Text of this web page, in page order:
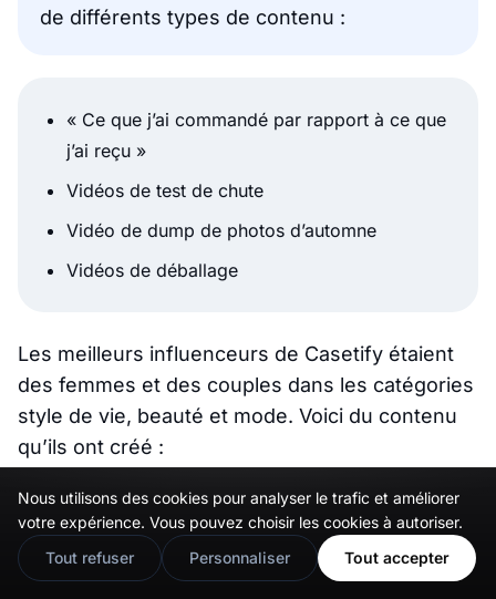
de différents types de contenu :
« Ce que j’ai commandé par rapport à ce que
j’ai reçu »
Vidéos de test de chute
Vidéo de dump de photos d’automne
Vidéos de déballage
Les meilleurs influenceurs de Casetify étaient
des femmes et des couples dans les catégories
style de vie, beauté et mode. Voici du contenu
qu’ils ont créé :
Vidéo de déballage de Valheria Rocha
Vidéo de test de chute par Scarlett et Tiania
Nous utilisons des cookies pour analyser le trafic et améliorer
votre expérience. Vous pouvez choisir les cookies à autoriser.
Tout refuser
Personnaliser Tout accepter
🇬🇧Would you prefer this site in English?
View in English